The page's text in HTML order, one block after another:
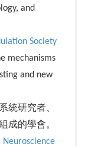
and
Society
mechanisms
and new
統研究者、
成的學會。